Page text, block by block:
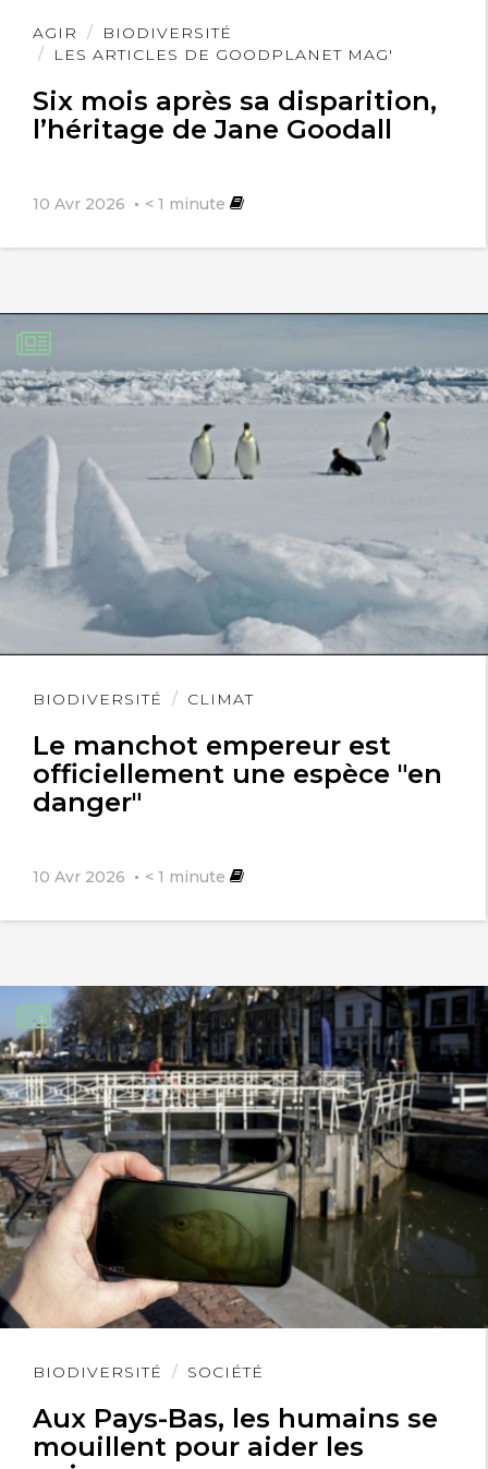
AGIR
BIODIVERSITÉ
LES ARTICLES DE GOODPLANET MAG'
Six mois après sa disparition,
l’héritage de Jane Goodall
10 Avr 2026 < 1 minute
Lire
l'article
BIODIVERSITÉ CLIMAT
Le manchot empereur est
officiellement une espèce "en
danger"
10 Avr 2026 < 1 minute
Lire
BIODIVERSITÉ SOCIÉTÉ
Aux Pays-Bas, les humains se
mouillent pour aider les
Lire